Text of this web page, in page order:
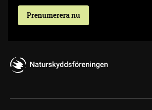
Prenumerera nu